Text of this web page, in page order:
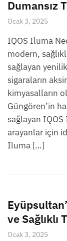
Dumansız
Ocak 3, 2025
IQOS Iluma
modern,
sağlayan
sigaraların
kimyasalların
Güngören’in
sağlayan
arayanlar için
Iluma […]
ve Sağlıklı
Ocak 3, 2025